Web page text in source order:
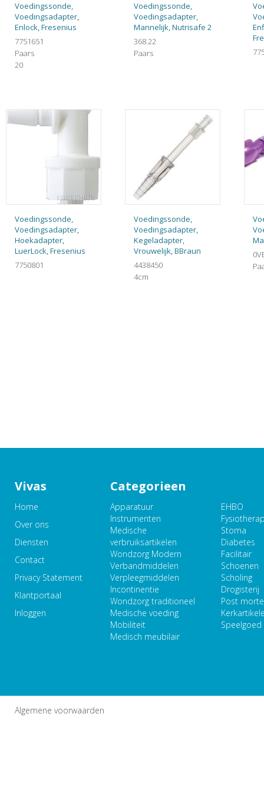
Voedingssonde,
Voedingsadapter,
Enlock, Fresenius
7751651
Paars
20
Voedingssonde,
Voedingsadapter,
Mannelijk, Nutrisafe 2
368.22
Paars
Voedingssonde,
Voedingsadapter,
Hoekadapter,
LuerLock, Fresenius
7750801
Voedingssonde,
Voedingsadapter,
Kegeladapter,
Vrouwelijk, BBraun
4438450
4cm
Vivas
Home
Over ons
Diensten
Contact
Privacy Statement
Klantportaal
Inloggen
Categorieen
Apparatuur
Instrumenten
Medische
verbruiksartikelen
Wondzorg Modern
Verbandmiddelen
Verpleegmiddelen
Incontinentie
Wondzorg traditioneel
Medische voeding
Mobiliteit
Medisch meubilair
EHBO
Stoma
Diabetes
Facilitair
Schoenen
Scholing
Drogisterij
Post
Speelgoed
Algemene voorwaarden